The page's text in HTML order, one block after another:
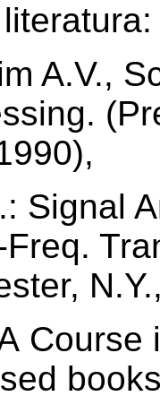
A.V.,
Signal